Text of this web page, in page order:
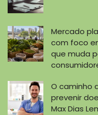
Mercado
com foco
que muda
O caminho
prevenir
Max Dias